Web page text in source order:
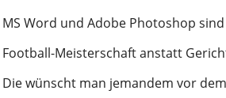
MS Word und Adobe Photoshop
Football-Meisterschaft anstatt
Die wünscht man jemandem vor